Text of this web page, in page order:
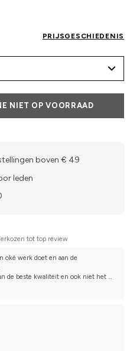
PRIJSGESCHIEDENIS
NIET OP VOORRAAD
boven € 49
leden
tot top review
oké werk doet en aan de
de beste kwaliteit en ook niet het